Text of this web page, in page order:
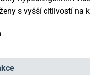
s vyšší citlivostí na